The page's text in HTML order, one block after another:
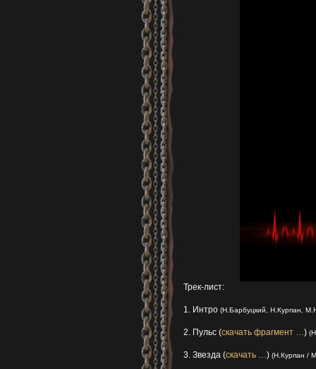
Трек-лист:
1. Интро (Н.Барбуцкий, Н.Курпан,
2. Пульс (скачать фрагмент … )
3. Звезда (скачать … ) (Н.Курпан /